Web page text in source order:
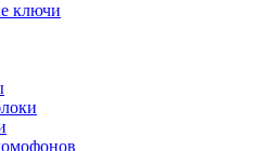
ключи